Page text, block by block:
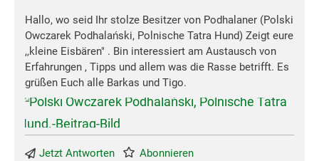
Hallo, wo seid Ihr stolze Besitzer von Podhalaner (Polski
Owczarek Podhalański, Polnische Tatra Hund) Zeigt eure
,,kleine Eisbären" . Bin interessiert am Austausch von
Erfahrungen , Tipps und allem was die Rasse betrifft. Es
grüßen Euch alle Barkas und Tigo.
Jetzt Antworten Abonnieren